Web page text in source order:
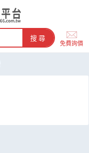
搜尋
免費詢價